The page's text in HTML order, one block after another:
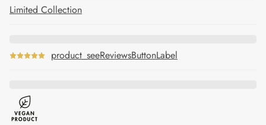
Limited Collection
product_seeReviewsButtonLabel